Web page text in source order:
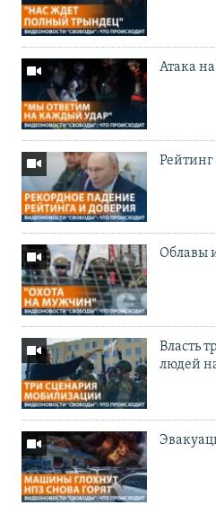
Атака
Рейтинг
Облавы
Власть
людей